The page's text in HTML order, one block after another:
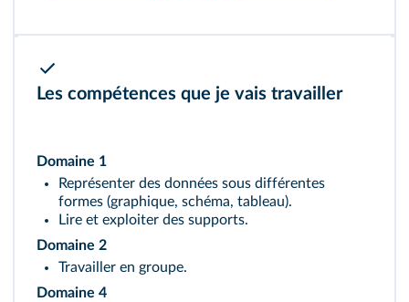
Les compétences que je vais travailler
Domaine 1
Représenter des données sous différentes
formes (graphique, schéma, tableau).
Lire et exploiter des supports.
Domaine 2
Travailler en groupe.
Domaine 4